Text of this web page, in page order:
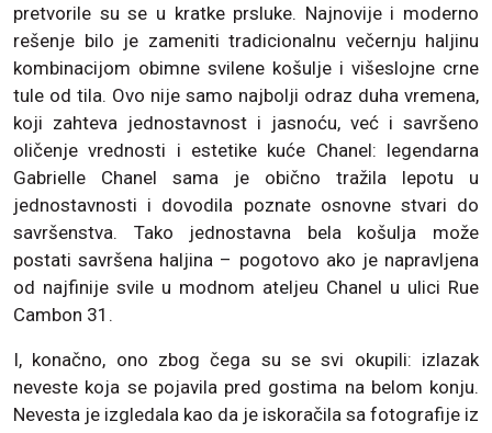
pretvorile su se u kratke prsluke. Najnovije i moderno
rešenje bilo je zameniti tradicionalnu večernju haljinu
kombinacijom obimne svilene košulje i višeslojne crne
tule od tila. Ovo nije samo najbolji odraz duha vremena,
koji zahteva jednostavnost i jasnoću, već i savršeno
oličenje vrednosti i estetike kuće Chanel: legendarna
Gabrielle Chanel sama je obično tražila lepotu u
jednostavnosti i dovodila poznate osnovne stvari do
savršenstva. Tako jednostavna bela košulja može
postati savršena haljina – pogotovo ako je napravljena
od najfinije svile u modnom ateljeu Chanel u ulici Rue
Cambon 31.
I, konačno, ono zbog čega su se svi okupili: izlazak
neveste koja se pojavila pred gostima na belom konju.
Nevesta je izgledala kao da je iskoračila sa fotografije iz